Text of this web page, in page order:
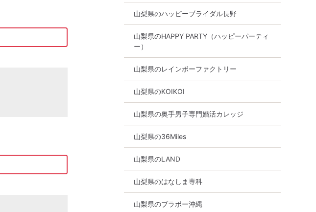
山梨県のハッピーブライダル長野
山梨県のHAPPY PARTY（ハッピーパーティ
ー）
山梨県のレインボーファクトリー
山梨県のKOIKOI
山梨県の奥手男子専門婚活カレッジ
山梨県の36Miles
山梨県のLAND
山梨県のはなしま専科
山梨県のブラボー沖縄